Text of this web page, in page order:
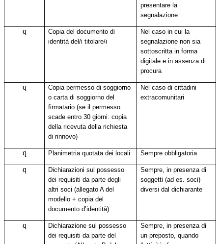
presentare la
segnalazione
q
Copia del documento di
identità del/i titolare/i
Nel caso in cui la
segnalazione non sia
sottoscritta in forma
digitale e in assenza di
procura
q
Copia permesso di soggiorno
o carta di soggiorno del
firmatario (se il permesso
scade entro 30 giorni: copia
della ricevuta della richiesta
di rinnovo)
Nel caso di cittadini
extracomunitari
q Planimetria quotata dei locali Sempre obbligatoria
q
Dichiarazioni sul possesso
dei requisiti da parte degli
altri soci (allegato A del
modello + copia del
documento d’identità)
Sempre, in presenza di
soggetti (ad es. soci)
diversi dal dichiarante
q
Dichiarazione sul possesso
dei requisiti da parte del
Sempre, in presenza di
un preposto, quando